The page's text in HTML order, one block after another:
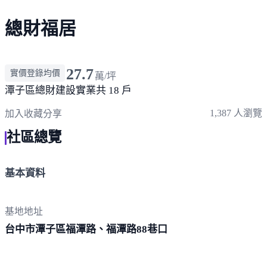
總財福居
實價登錄均價 27.7萬/坪
潭子區總財建設實業共 18 戶
加入收藏分享 1,387 人瀏覽
社區總覽
基本資料
基地地址
台中市潭子區福潭路、福潭路88巷口